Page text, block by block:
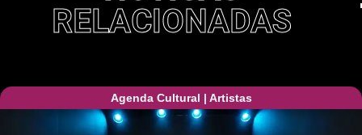
RELACIONADAS
Agenda Cultural | Artistas